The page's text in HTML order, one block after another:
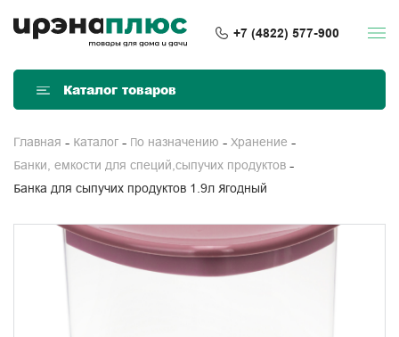
+7 (4822) 577-900
Каталог товаров
Главная Каталог По назначению Хранение
Банки, емкости для специй,сыпучих продуктов
Банка для сыпучих продуктов 1.9л Ягодный